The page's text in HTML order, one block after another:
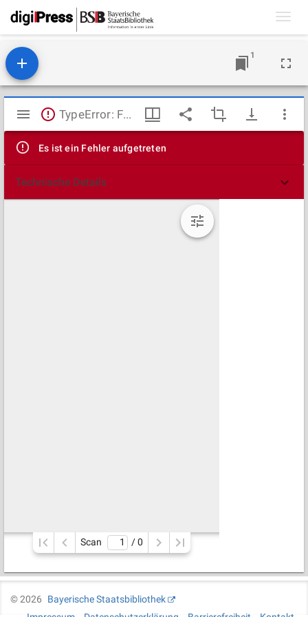
1
Mirador
Viewer
TypeError: Failed to fetch
Es ist ein Fehler aufgetreten
Technische Details
Scan / 0
©2026
Bayerische Staatsbibliothek